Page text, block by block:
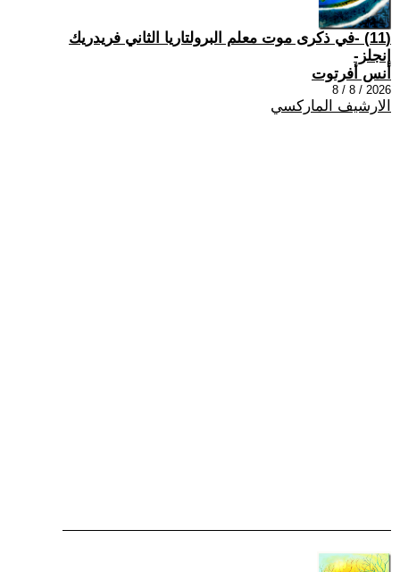
(11) -في ذكرى موت معلم البرولتاريا الثاني فريدريك
إنجلز-
أنس أفرتوت
2026 / 8 / 8
الارشيف الماركسي